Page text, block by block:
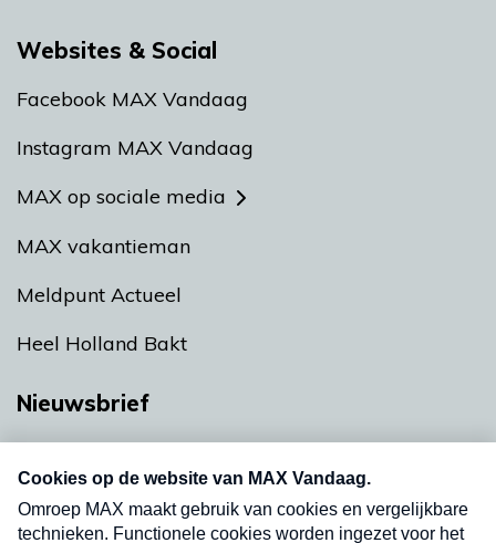
Websites & Social
Facebook MAX Vandaag
Instagram MAX Vandaag
MAX op sociale media
MAX vakantieman
Meldpunt Actueel
Heel Holland Bakt
Nieuwsbrief
nieuwsbrief. Elke vrijdag- en dinsdagochtend in
uw mailbox.